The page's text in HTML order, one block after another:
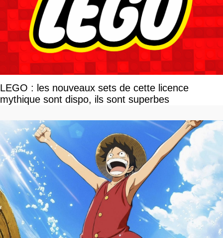
LEGO : les nouveaux sets de cette licence
mythique sont dispo, ils sont superbes